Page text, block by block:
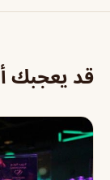
قد يعجبك